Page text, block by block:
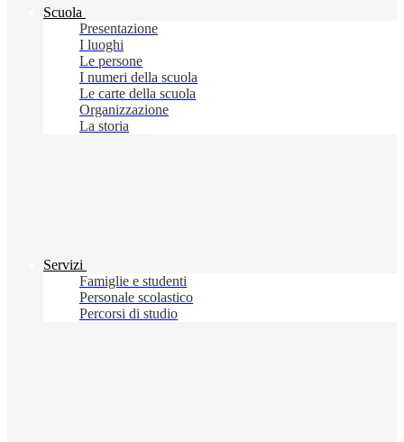
Scuola
Presentazione
I luoghi
Le persone
I numeri della scuola
Le carte della scuola
Organizzazione
La storia
Servizi
Famiglie e studenti
Personale scolastico
Percorsi di studio